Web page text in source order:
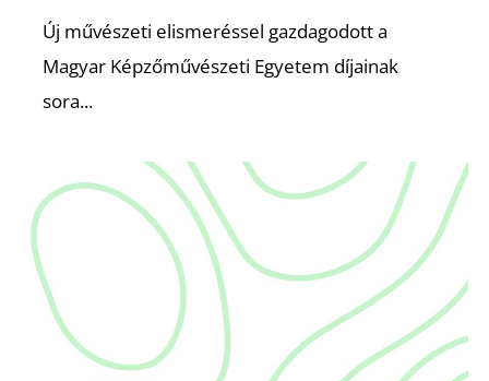
Új művészeti elismeréssel gazdagodott a
Magyar Képzőművészeti Egyetem díjainak
sora...